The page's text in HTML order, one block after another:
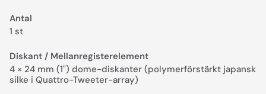
Antal
1 st
Diskant / Mellanregisterelement
4 × 24 mm (1") dome-diskan­ter (polymerförstärkt japansk
silke i Quattro-Tweeter-array)